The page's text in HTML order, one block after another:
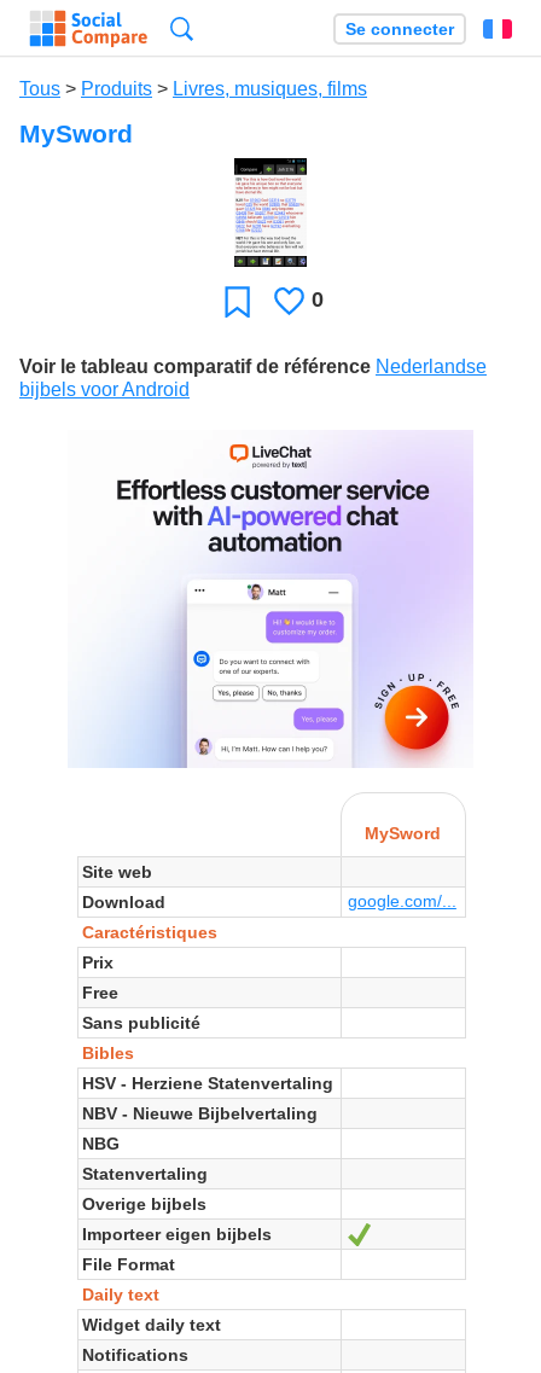
Se connecter
Tous > Produits > Livres, musiques, films
MySword
Favori J'aime
0
Voir le tableau comparatif de référence Nederlandse
bijbels voor Android
MySword
Site web
Download
google.com/...
Caractéristiques
Prix
Free
Sans publicité
Bibles
HSV - Herziene Statenvertaling
NBV - Nieuwe Bijbelvertaling
NBG
Statenvertaling
Overige bijbels
Importeer eigen bijbels
File Format
Daily text
Widget daily text
Notifications